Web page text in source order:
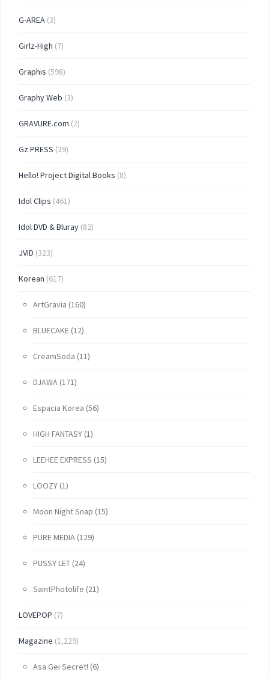
G-AREA (3)
Girlz-High (7)
Graphis (598)
Graphy Web (3)
GRAVURE.com (2)
Gz PRESS (29)
Hello! Project Digital Books (8)
Idol Clips (461)
Idol DVD & Bluray (82)
JVID (323)
Korean (617)
ArtGravia (160)
BLUECAKE (12)
CreamSoda (11)
DJAWA (171)
Espacia Korea (56)
HIGH FANTASY (1)
LEEHEE EXPRESS (15)
LOOZY (1)
Moon Night Snap (15)
PURE MEDIA (129)
PUSSY LET (24)
SaintPhotolife (21)
LOVEPOP (7)
Magazine (1,229)
Asa Gei Secret! (6)